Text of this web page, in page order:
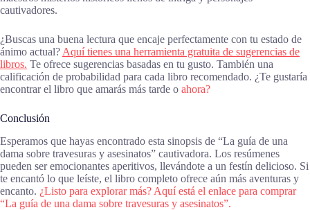
cautivadores.
¿Buscas una buena lectura que encaje perfectamente con tu estado de
ánimo actual? Aquí tienes una herramienta gratuita de sugerencias de
libros. Te ofrece sugerencias basadas en tu gusto. También una
calificación de probabilidad para cada libro recomendado. ¿Te gustaría
encontrar el libro que amarás más tarde o ahora?
Conclusión
Esperamos que hayas encontrado esta sinopsis de “La guía de una
dama sobre travesuras y asesinatos” cautivadora. Los resúmenes
pueden ser emocionantes aperitivos, llevándote a un festín delicioso. Si
te encantó lo que leíste, el libro completo ofrece aún más aventuras y
encanto. ¿Listo para explorar más? Aquí está el enlace para comprar
“La guía de una dama sobre travesuras y asesinatos”.